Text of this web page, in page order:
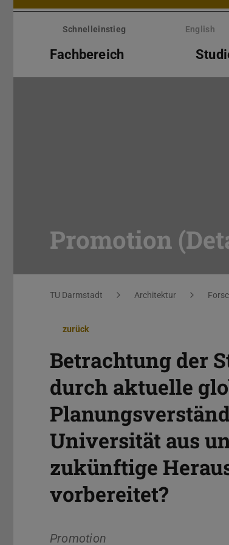
Menü
überspringenSchnelleinstieg English
Fachbereich
Promotion
Sie befinden sich hier:
TU Darmstadt Architektur
zurück
Betrachtung der
durch aktuelle
Universität aus
zukünftige
vorbereitet?
Promotion